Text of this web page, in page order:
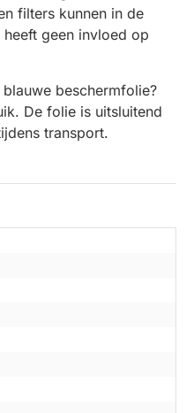
filters kunnen in de
geen invloed op
beschermfolie?
De folie is uitsluitend
transport.